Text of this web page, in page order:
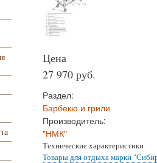
Цена
27 970 руб.
Раздел:
Барбекю и грили
Производитель:
"НМК"
Технические характеристики
Товары для отдыха марки